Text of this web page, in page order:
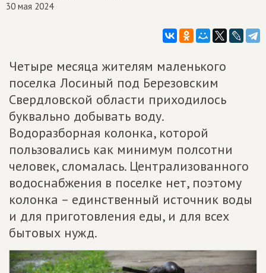
30 мая 2024
Четыре месяца жителям маленького
поселка Лосиный под Березовским
Свердловской области приходилось
буквально добывать воду.
Водоразборная колонка, которой
пользовались как минимум полсотни
человек, сломалась. Централизованного
водоснабжения в поселке нет, поэтому
колонка – единственный источник воды
и для приготовления еды, и для всех
бытовых нужд.